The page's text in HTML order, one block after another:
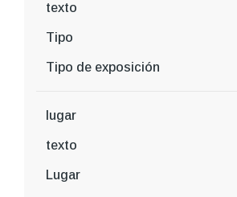
texto
Tipo
Tipo de exposición
lugar
texto
Lugar